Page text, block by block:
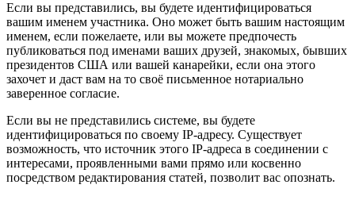
Если вы представились, вы будете идентифицироваться
вашим именем участника. Оно может быть вашим настоящим
именем, если пожелаете, или вы можете предпочесть
публиковаться под именами ваших друзей, знакомых, бывших
президентов США или вашей канарейки, если она этого
захочет и даст вам на то своё письменное нотариально
заверенное согласие.
Если вы не представились системе, вы будете
идентифицироваться по своему IP-адресу. Существует
возможность, что источник этого IP-адреса в соединении с
интересами, проявленными вами прямо или косвенно
посредством редактирования статей, позволит вас опознать.